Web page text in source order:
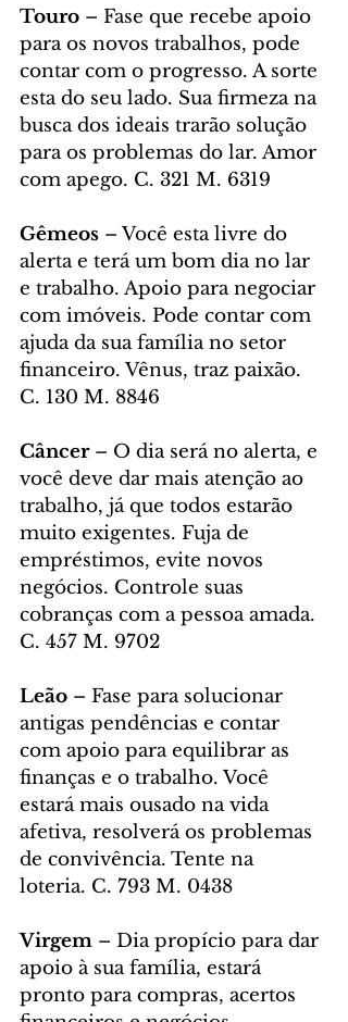
Touro – Fase que recebe apoio
para os novos trabalhos, pode
contar com o progresso. A sorte
esta do seu lado. Sua firmeza na
busca dos ideais trarão solução
para os problemas do lar. Amor
com apego. C. 321 M. 6319
Gêmeos – Você esta livre do
alerta e terá um bom dia no lar
e trabalho. Apoio para negociar
com imóveis. Pode contar com
ajuda da sua família no setor
financeiro. Vênus, traz paixão.
C. 130 M. 8846
Câncer – O dia será no alerta, e
você deve dar mais atenção ao
trabalho, já que todos estarão
muito exigentes. Fuja de
empréstimos, evite novos
negócios. Controle suas
cobranças com a pessoa amada.
C. 457 M. 9702
Leão – Fase para solucionar
antigas pendências e contar
com apoio para equilibrar as
finanças e o trabalho. Você
estará mais ousado na vida
afetiva, resolverá os problemas
de convivência. Tente na
loteria. C. 793 M. 0438
Virgem – Dia propício para dar
apoio à sua família, estará
pronto para compras, acertos